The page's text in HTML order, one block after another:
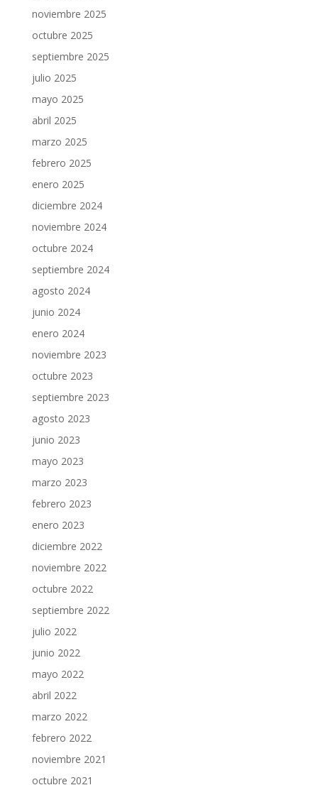
noviembre 2025
octubre 2025
septiembre 2025
julio 2025
mayo 2025
abril 2025
marzo 2025
febrero 2025
enero 2025
diciembre 2024
noviembre 2024
octubre 2024
septiembre 2024
agosto 2024
junio 2024
enero 2024
noviembre 2023
octubre 2023
septiembre 2023
agosto 2023
junio 2023
mayo 2023
marzo 2023
febrero 2023
enero 2023
diciembre 2022
noviembre 2022
octubre 2022
septiembre 2022
julio 2022
junio 2022
mayo 2022
abril 2022
marzo 2022
febrero 2022
noviembre 2021
octubre 2021